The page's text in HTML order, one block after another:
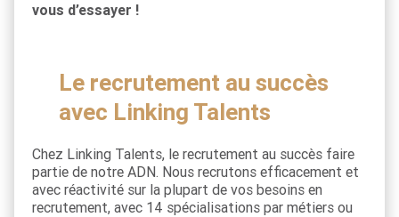
vous d’essayer !
Le recrutement au succès
avec Linking Talents
Chez Linking Talents, le recrutement au succès faire
partie de notre ADN. Nous recrutons efficacement et
avec réactivité sur la plupart de vos besoins en
recrutement, avec 14 spécialisations par métiers ou